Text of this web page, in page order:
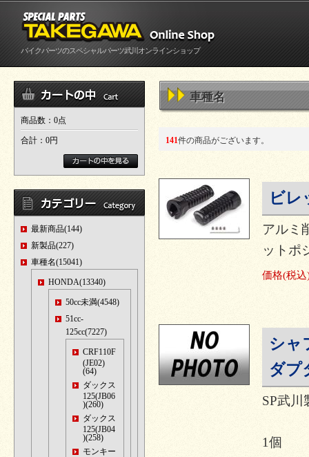
バイクパーツのスペシャルパーツ武川オンラインショップ
商品数：0点
合計： 0円
最新商品(144)
新製品(227)
車種名(15041)
HONDA(13340)
50cc未満(4548)
51cc-
125cc(7227)
CRF110F
(JE02)
(64)
ダックス
125(JB06
)(260)
ダックス
125(JB04
)(258)
モンキー
車種名
141件の商品がございます。
ビレ
アルミ
ットポ
価格(税込
シャ
ダプ
SP武
1個